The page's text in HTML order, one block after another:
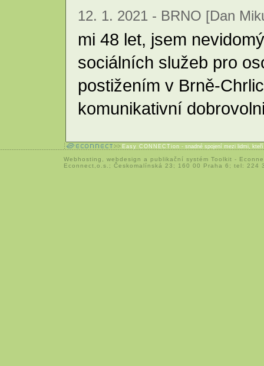
12. 1. 2021 - BRNO [Dan
mi 48 let, jsem
sociálních služeb pro
postižením v Brně-
komunikativní
Easy CONNECTion - snadné spojení mezi lidmi,
Webhosting webdesign a publikační systém Toolkit -
Econnect,o.s.; Českomalínská 23; 160 00 Praha 6; tel: 224